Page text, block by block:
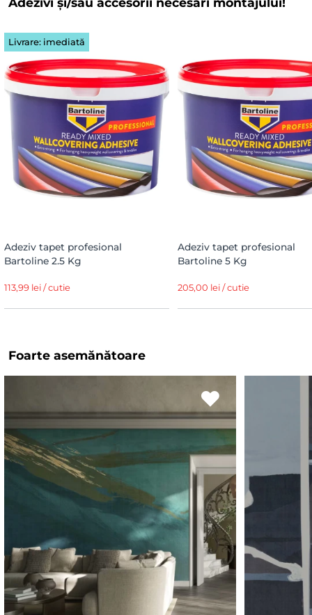
Livrare: imediată
Adeziv tapet profesional
Bartoline 2.5 Kg
113,99 lei / cutie
Adeziv tapet profesional
Bartoline 5 Kg
205,00 lei / cutie
Foarte asemănătoare